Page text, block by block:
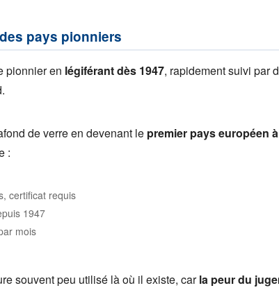
pays pionniers
pionnier en légiférant dès 1947, rapidement suivi par
de verre en devenant le premier pays européen
:
certificat requis
1947
mois
souvent peu utilisé là où il existe, carla peur du